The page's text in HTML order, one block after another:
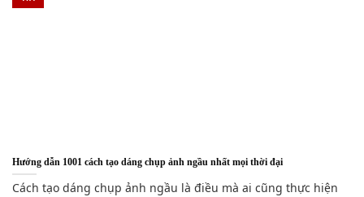
Hướng dẫn 1001 cách tạo dáng chụp ảnh ngầu nhất mọi thời đại
Cách tạo dáng chụp ảnh ngầu là điều mà ai cũng thực hiện